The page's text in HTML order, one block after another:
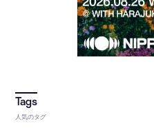
人気のタグ